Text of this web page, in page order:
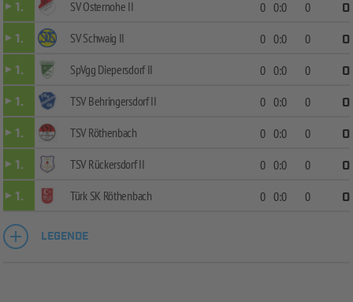
1.
SV Osternohe II 0 0:0 0
0
1.
SV Schwaig II 0 0:0 0
0
1.
SpVgg Diepersdorf II 0 0:0 0
0
1.
TSV Behringersdorf II 0 0:0 0
0
1.
TSV Röthenbach 0 0:0 0
0
1.
TSV Rückersdorf II 0 0:0 0
0
1.
Türk SK Röthenbach 0 0:0 0 0
LEGENDE